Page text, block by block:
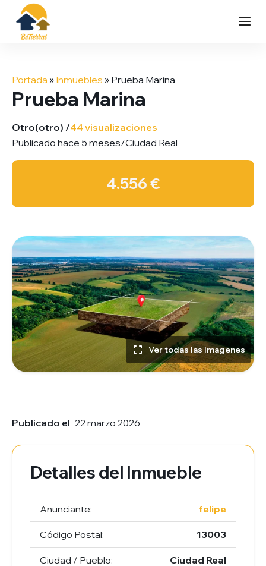
contenido
Portada » Inmuebles » Prueba Marina
Prueba Marina
Otro(otro) /44 visualizaciones
Publicado hace 5 meses/Ciudad Real
4.556 €
Ver todas las Imagenes
Publicado el 22 marzo 2026
Detalles del Inmueble
Anunciante: felipe
Código Postal: 13003
Ciudad / Pueblo: Ciudad Real